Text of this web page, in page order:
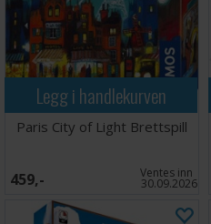
Legg i handlekurven
Paris City of Light Brettspill
459,- Ventes inn
30.09.2026